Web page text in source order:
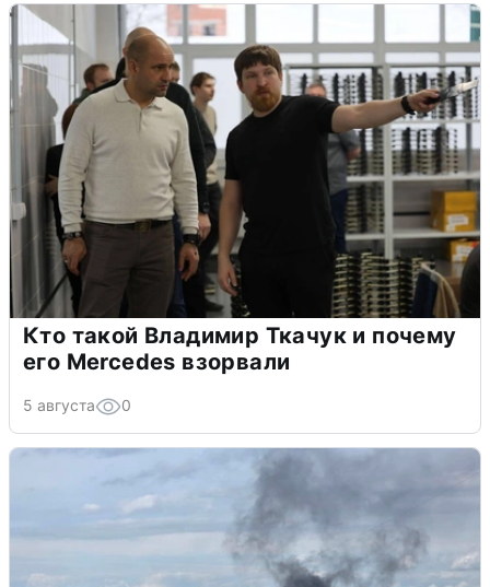
Кто такой Владимир Ткачук и почему
его Mercedes взорвали
5 августа 0